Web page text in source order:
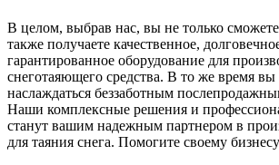
В целом, выбрав нас, вы не только
также получаете качественное,
гарантированное оборудование для
снеготаяющего средства. В то же время
наслаждаться беззаботным
Наши комплексные решения и
станут вашим надежным партнером в
для таяния снега. Помогите своему